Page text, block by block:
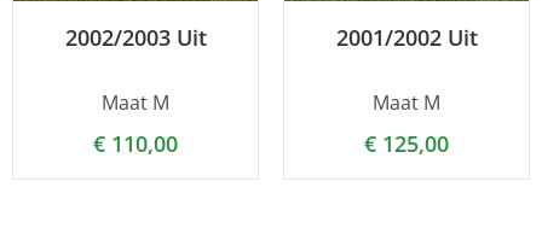
2002/2003 Uit
Maat M
€ 110,00
2001/2002 Uit
Maat M
€ 125,00